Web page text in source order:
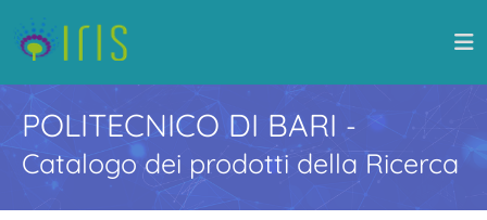
POLITECNICO DI BARI -
Catalogo dei prodotti della Ricerca